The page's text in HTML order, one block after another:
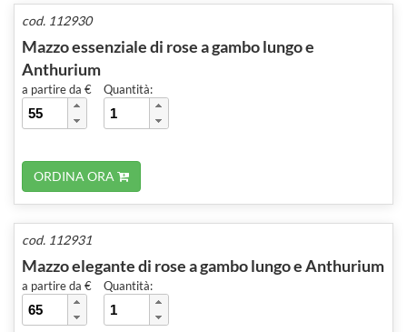
cod. 112930
Mazzo essenziale di rose a gambo lungo e
Anthurium
a partire da € Quantità:
ORDINA ORA
cod. 112931
Mazzo elegante di rose a gambo lungo e Anthurium
a partire da € Quantità: